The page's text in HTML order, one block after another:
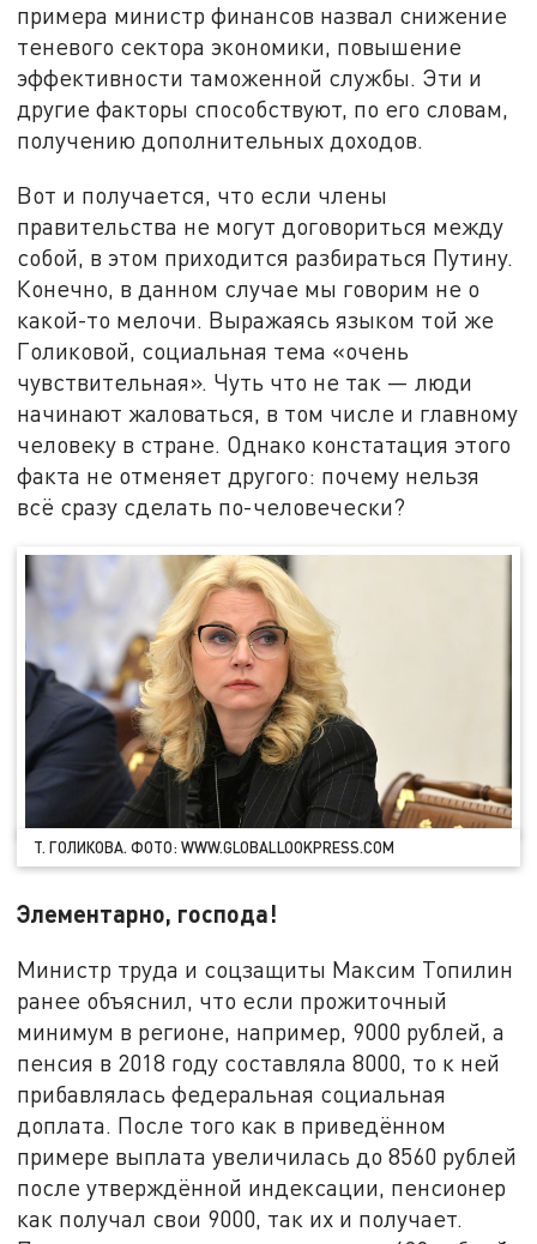
примера министр финансов назвал снижение
теневого сектора экономики, повышение
эффективности таможенной службы. Эти и
другие факторы способствуют, по его словам,
получению дополнительных доходов.
Вот и получается, что если члены
правительства не могут договориться между
собой, в этом приходится разбираться Путину.
Конечно, в данном случае мы говорим не о
какой-то мелочи. Выражаясь языком той же
Голиковой, социальная тема «очень
чувствительная». Чуть что не так — люди
начинают жаловаться, в том числе и главному
человеку в стране. Однако констатация этого
факта не отменяет другого: почему нельзя
всё сразу сделать по-человечески?
Т. ГОЛИКОВА. ФОТО: WWW.GLOBALLOOKPRESS.COM
Элементарно, господа!
Министр труда и соцзащиты Максим Топилин
ранее объяснил, что если прожиточный
минимум в регионе, например, 9000 рублей, а
пенсия в 2018 году составляла 8000, то к ней
прибавлялась федеральная социальная
доплата. После того как в приведённом
примере выплата увеличилась до 8560 рублей
после утверждённой индексации, пенсионер
как получал свои 9000, так их и получает.